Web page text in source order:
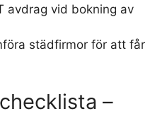
avdrag vid bokning av
städfirmor för att får
–